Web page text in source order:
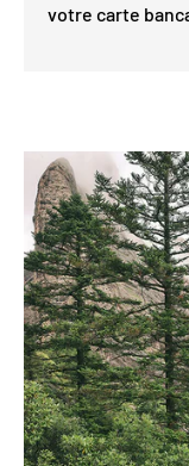
votre carte